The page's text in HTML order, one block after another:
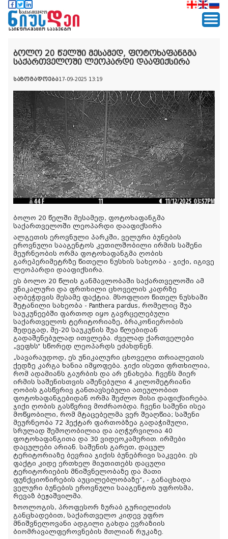
ბოლო 20 წელში მესამედ, ფოტოხაფანგმა
საქართველოში ლეოპარდი დააფიქსირა
საზოგადოება17-09-2025 13:19
ბოლო 20 წელში მესამედ, ფოტოხაფანგმა
საქართველოში ლეოპარდი დააფიქსირა
ალგეთის ეროვნული პარკში, ველური ბუნების
ეროვნული სააგენტოს კეთილშობილი ირმის საშენი
მეურნეობის ორმა ფოტოხაფანგმა ღობის
გარეპერიმეტრზე წითელი ნუსხის სახეობა - ჯიქი, იგივე
ლეოპარდი დააფიქსირა.
ეს ბოლო 20 წლის განმავლობაში საქართველოში ამ
უნიკალური და ფრთხილი ცხოველის კადრზე
აღბეჭდვის მესამე ფაქტია. მსოფლიო წითელ ნუსხაში
შეტანილი სახეობა - Panthera pardus, რომელიც შუა
საუკუნეებში ფართოდ იყო გავრცელებული
საქართველოს ტერიტორიაზე, ბრაკონიერობის
შედეგად, მე-20 საუკუნის შუა წლებიდან
გადაშენებულად ითვლება. ძველად ქართველები
„ვეფხს“ სწორედ ლეოპარდს ეძახდნენ.
„სავარაუდოდ, ეს უნიკალური ცხოველი თრიალეთის
ქედზე კარგა ხანია იმყოფება. ჯიქი ისეთი ფრთხილია,
რომ ადამიანს გაურბის და არ ენახება. ჩვენს მიერ
ირმის საშენისთვის აშენებული 4 კილომეტრიანი
ღობის გასწვრივ განთავსებული ათეულობით
ფოტოხაფანგებიდან ორმა შეძლო მისი დაფიქსირება.
ჯიქი ღობის გასწვრივ მოძრაობდა. ჩვენი საშენი ისეა
მოწყობილი, რომ მტაცებელმა ვერ შეაღწია; საშენი
მეურნეობა 72 ჰექტარ ფართობზეა გადაჭიმული,
სრულად შემოღობილია და აღჭურვილია 40
ფოტოხაფანგითა და 30 ვიდეოკამერით. ირმები
დაცულები არიან. საშენის გარეთ, დაცულ
ტერიტორიაზე ბევრია ჯიქის ბუნებრივი საკვები. ეს
ფაქტი კიდე ერთხელ მიუთითებს დაცული
ტერიტორიების მნიშვნელობაზე და მათი
ფუნქციონირების აუცილებლობაზე“, - განაცხადა
ველური ბუნების ეროვნული სააგენტოს უფროსმა,
რევაზ ბეჟაშვილმა.
ზოოლოგის, პროფესორ ზურაბ გურიელიძის
განცხადებით, საქართველო კიდევ უფრო
მნიშვნელოვანი ადგილი გახდა ევრაზიის
ბიომრავალფეროვნების მთლიან რუკაზე.